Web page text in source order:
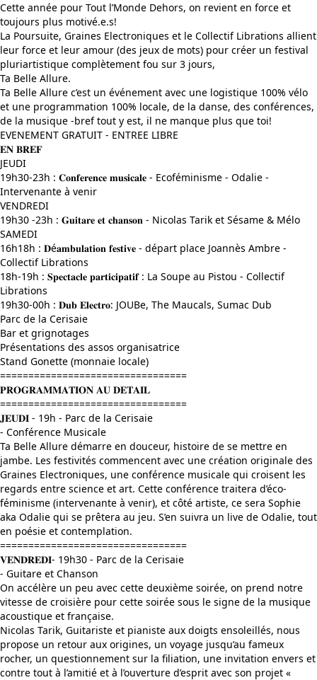
Cette année pour Tout l’Monde Dehors, on revient en force et
toujours plus motivé.e.s!
La Poursuite, Graines Electroniques et le Collectif Librations allient
leur force et leur amour (des jeux de mots) pour créer un festival
pluriartistique complètement fou sur 3 jours,
Ta Belle Allure.
Ta Belle Allure c’est un événement avec une logistique 100% vélo
et une programmation 100% locale, de la danse, des conférences,
de la musique -bref tout y est, il ne manque plus que toi!
EVENEMENT GRATUIT - ENTREE LIBRE
𝐄𝐍 𝐁𝐑𝐄𝐅
JEUDI
19h30-23h : 𝐂𝐨𝐧𝐟𝐞𝐫𝐞𝐧𝐜𝐞 𝐦𝐮𝐬𝐢𝐜𝐚𝐥𝐞 - Ecoféminisme - Odalie -
Intervenante à venir
VENDREDI
19h30 -23h : 𝐆𝐮𝐢𝐭𝐚𝐫𝐞 𝐞𝐭 𝐜𝐡𝐚𝐧𝐬𝐨𝐧 - Nicolas Tarik et Sésame & Mélo
SAMEDI
16h18h : 𝐃é𝐚𝐦𝐛𝐮𝐥𝐚𝐭𝐢𝐨𝐧 𝐟𝐞𝐬𝐭𝐢𝐯𝐞 - départ place Joannès Ambre -
Collectif Librations
18h-19h : 𝐒𝐩𝐞𝐜𝐭𝐚𝐜𝐥𝐞 𝐩𝐚𝐫𝐭𝐢𝐜𝐢𝐩𝐚𝐭𝐢𝐟 : La Soupe au Pistou - Collectif
Librations
19h30-00h : 𝐃𝐮𝐛 𝐄𝐥𝐞𝐜𝐭𝐫𝐨: JOUBe, The Maucals, Sumac Dub
Parc de la Cerisaie
Bar et grignotages
Présentations des assos organisatrice
Stand Gonette (monnaie locale)
=================================
𝐏𝐑𝐎𝐆𝐑𝐀𝐌𝐌𝐀𝐓𝐈𝐎𝐍 𝐀𝐔 𝐃𝐄𝐓𝐀𝐈𝐋
=================================
𝐉𝐄𝐔𝐃𝐈 - 19h - Parc de la Cerisaie
- Conférence Musicale
Ta Belle Allure démarre en douceur, histoire de se mettre en
jambe. Les festivités commencent avec une création originale des
Graines Electroniques, une conférence musicale qui croisent les
regards entre science et art. Cette conférence traitera d’éco-
féminisme (intervenante à venir), et côté artiste, ce sera Sophie
aka Odalie qui se prêtera au jeu. S’en suivra un live de Odalie, tout
en poésie et contemplation.
=================================
𝐕𝐄𝐍𝐃𝐑𝐄𝐃𝐈- 19h30 - Parc de la Cerisaie
- Guitare et Chanson
On accélère un peu avec cette deuxième soirée, on prend notre
vitesse de croisière pour cette soirée sous le signe de la musique
acoustique et française.
Nicolas Tarik, Guitariste et pianiste aux doigts ensoleillés, nous
propose un retour aux origines, un voyage jusqu’au fameux
rocher, un questionnement sur la filiation, une invitation envers et
contre tout à l’amitié et à l’ouverture d’esprit avec son projet «